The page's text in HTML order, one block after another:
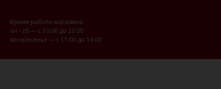
Время работы магазина:
пн - сб — с 10:00 до 22:00
воскресенье — с 11:00 до 19:00